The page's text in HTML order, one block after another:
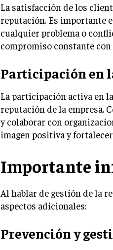
La satisfacción de los
reputación. Es importante
cualquier problema o
compromiso constante
Participación en
La participación activa en
reputación de la empresa.
y colaborar con
imagen positiva y
Importante
Al hablar de gestión de la
aspectos adicionales:
Prevención y